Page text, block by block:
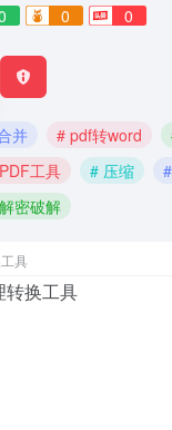
0 0
并 # pdf转word
工具 # 压缩
密破解
具